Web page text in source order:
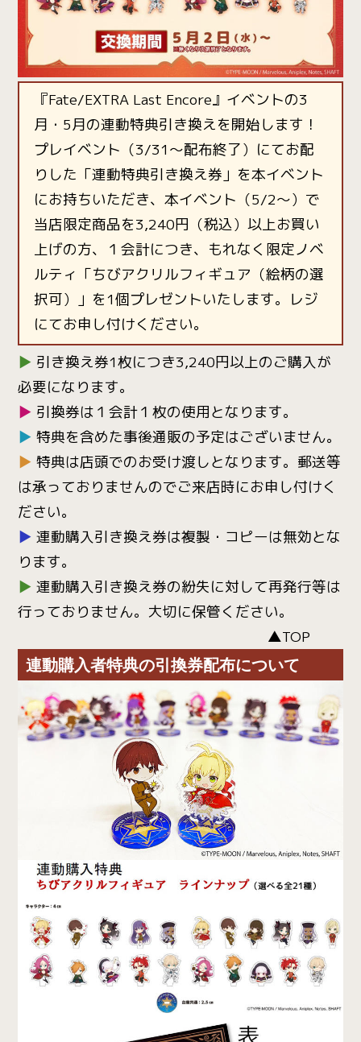
『Fate/EXTRA Last Encore』イベントの3
月・5月の連動特典引き換えを開始します！
プレイベント（3/31～配布終了）にてお配
りした「連動特典引き換え券」を本イベント
にお持ちいただき、本イベント（5/2～）で
当店限定商品を3,240円（税込）以上お買い
上げの方、１会計につき、もれなく限定ノベ
ルティ「ちびアクリルフィギュア（絵柄の選
択可）」を1個プレゼントいたします。レジ
にてお申し付けください。
▶ 引き換え券1枚につき3,240円以上のご購入が
必要になります。
▶ 引換券は１会計１枚の使用となります。
▶特典を含めた事後通販の予定はございません。
▶特典は店頭でのお受け渡しとなります。郵送等
は承っておりませんのでご来店時にお申し付けく
ださい。
▶連動購入引き換え券は複製・コピーは無効とな
ります。
▶連動購入引き換え券の紛失に対して再発行等は
行っておりません。大切に保管ください。
▲TOP
連動購入者特典の引換券配布について